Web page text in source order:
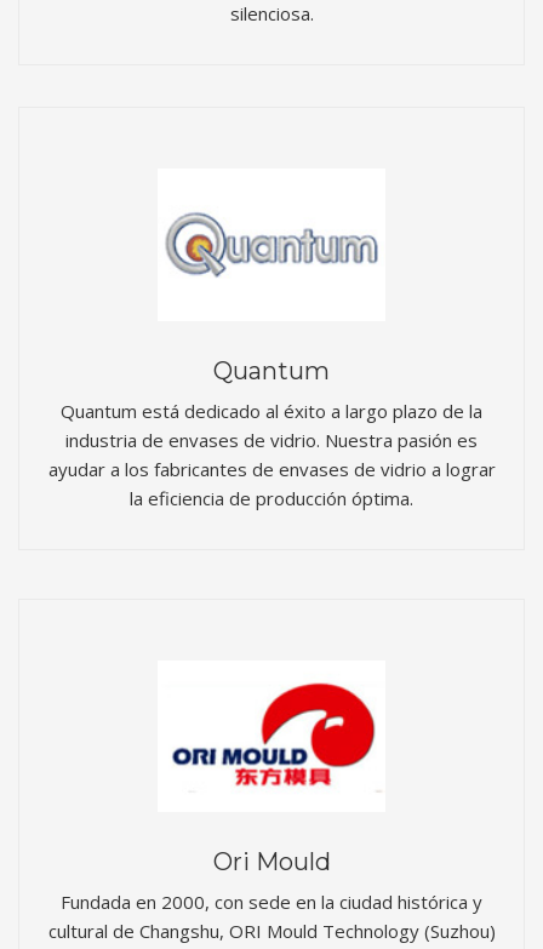
silenciosa.
Quantum
Quantum está dedicado al éxito a largo plazo de la
industria de envases de vidrio. Nuestra pasión es
ayudar a los fabricantes de envases de vidrio a lograr
la eficiencia de producción óptima.
Ori Mould
Fundada en 2000, con sede en la ciudad histórica y
cultural de Changshu, ORI Mould Technology (Suzhou)